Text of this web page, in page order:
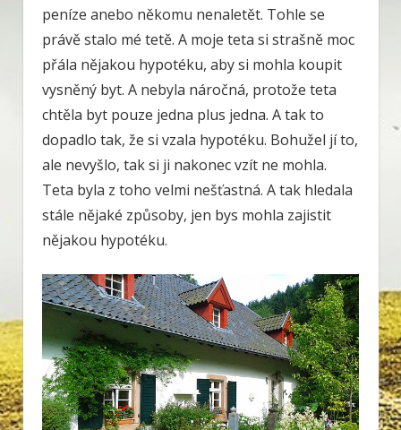
peníze anebo někomu nenaletět. Tohle se
právě stalo mé tetě. A moje teta si strašně moc
přála nějakou hypotéku, aby si mohla koupit
vysněný byt. A nebyla náročná, protože teta
chtěla byt pouze jedna plus jedna. A tak to
dopadlo tak, že si vzala hypotéku. Bohužel jí to,
ale nevyšlo, tak si ji nakonec vzít ne mohla.
Teta byla z toho velmi nešťastná. A tak hledala
stále nějaké způsoby, jen bys mohla zajistit
nějakou hypotéku.